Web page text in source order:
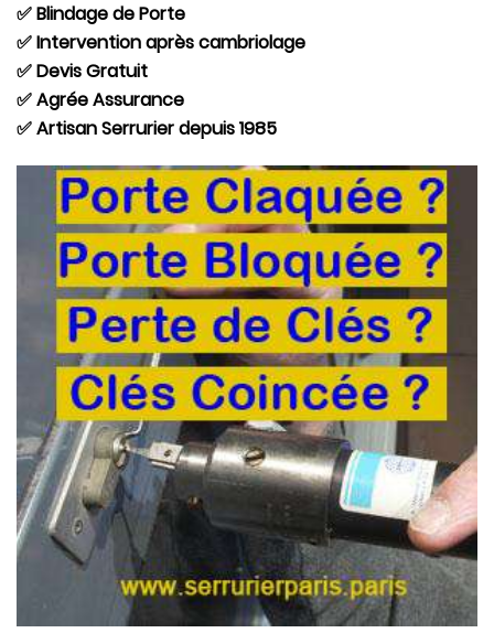
✅ Blindage de Porte
✅ Intervention après cambriolage
✅ Devis Gratuit
✅ Agrée Assurance
✅ Artisan Serrurier depuis 1985